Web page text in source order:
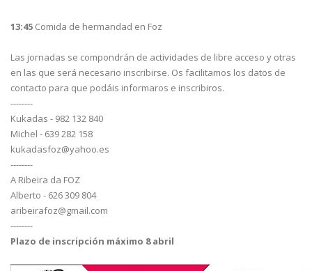
13:45 Comida de hermandad en Foz
Las jornadas se compondrán de actividades de libre acceso y otras
en las que será necesario inscribirse. Os facilitamos los datos de
contacto para que podáis informaros e inscribiros.
--------
Kukadas - 982 132 840
Michel - 639 282 158
kukadasfoz@yahoo.es
--------
A Ribeira da FOZ
Alberto - 626 309 804
aribeirafoz@gmail.com
--------
Plazo de inscripción máximo 8 abril